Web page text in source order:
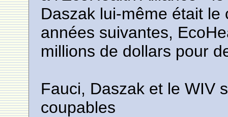
Daszak lui-même était
années suivantes,
millions de dollars pour
Fauci, Daszak et le WIV
coupables